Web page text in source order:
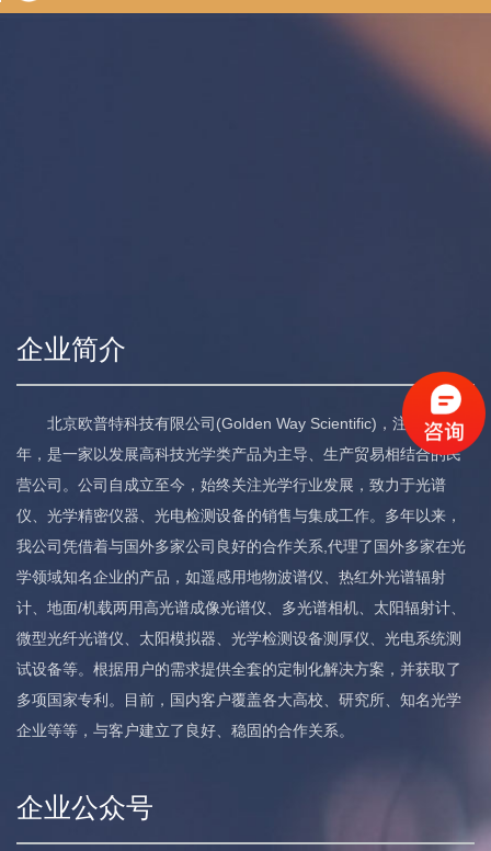
企业简介
北京欧普特科技有限公司(Golden Way Scientific)，注册于1998
年，是一家以发展高科技光学类产品为主导、生产贸易相结合的民
营公司。公司自成立至今，始终关注光学行业发展，致力于光谱
仪、光学精密仪器、光电检测设备的销售与集成工作。多年以来，
我公司凭借着与国外多家公司良好的合作关系,代理了国外多家在光
学领域知名企业的产品，如遥感用地物波谱仪、热红外光谱辐射
计、地面/机载两用高光谱成像光谱仪、多光谱相机、太阳辐射计、
微型光纤光谱仪、太阳模拟器、光学检测设备测厚仪、光电系统测
试设备等。根据用户的需求提供全套的定制化解决方案，并获取了
多项国家专利。目前，国内客户覆盖各大高校、研究所、知名光学
企业等等，与客户建立了良好、稳固的合作关系。
企业公众号